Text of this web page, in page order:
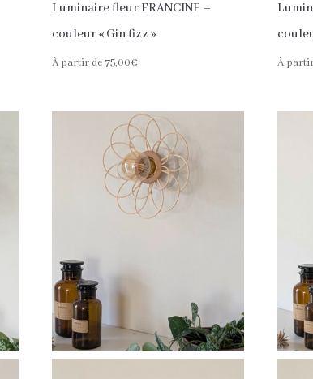
Luminaire fleur FRANCINE –
couleur « Gin fizz »
À partir de 75,00€ À